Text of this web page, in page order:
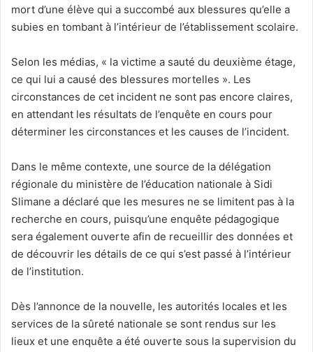
mort d’une élève qui a succombé aux blessures qu’elle a
subies en tombant à l’intérieur de l’établissement scolaire.
Selon les médias, « la victime a sauté du deuxième étage,
ce qui lui a causé des blessures mortelles ». Les
circonstances de cet incident ne sont pas encore claires,
en attendant les résultats de l’enquête en cours pour
déterminer les circonstances et les causes de l’incident.
Dans le même contexte, une source de la délégation
régionale du ministère de l’éducation nationale à Sidi
Slimane a déclaré que les mesures ne se limitent pas à la
recherche en cours, puisqu’une enquête pédagogique
sera également ouverte afin de recueillir des données et
de découvrir les détails de ce qui s’est passé à l’intérieur
de l’institution.
Dès l’annonce de la nouvelle, les autorités locales et les
services de la sûreté nationale se sont rendus sur les
lieux et une enquête a été ouverte sous la supervision du